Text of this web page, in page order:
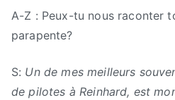
A-Z : Peux-tu nous raconter
parapente?
S: Un de mes meilleurs
de pilotes à Reinhard, est